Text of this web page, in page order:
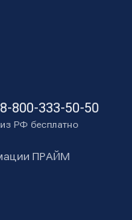
8-800-333-50-50
из РФ бесплатно
ПРАЙМ